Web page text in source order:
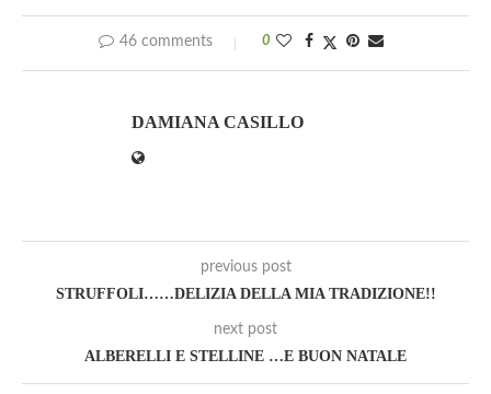
46 comments 0
DAMIANA CASILLO
previous post
STRUFFOLI……DELIZIA DELLA MIA TRADIZIONE!!
next post
ALBERELLI E STELLINE …E BUON NATALE